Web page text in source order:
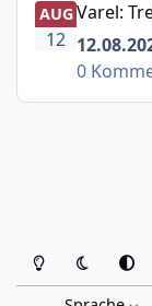
AUG
12
Varel:
0
Heller Modus
Dunkler